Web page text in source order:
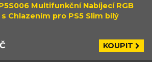
Multifunkční Nabíjecí RGB
Chlazením pro PS5 Slim bílý
KOUPIT